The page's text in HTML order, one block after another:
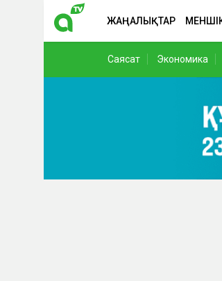
ЖАҢАЛЫҚТАР
Саясат Экономика